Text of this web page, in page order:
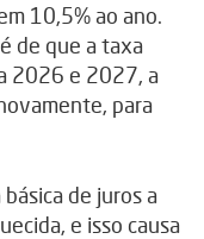
10,5% ao ano.
de que a taxa
2026 e 2027, a
para
de juros a
e isso causa